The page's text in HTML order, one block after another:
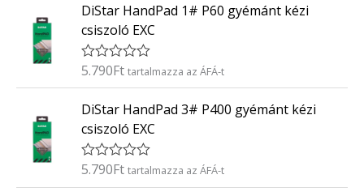
/
5
é
e
l
é
s
:
/
5
DiStar HandPad 1# P60 gyémánt kézi
csiszoló EXC
É
é
e
l
s
:
5.790Ft tartalmazza az ÁFÁ-t
DiStar HandPad 3# P400 gyémánt kézi
csiszoló EXC
É
5.790Ft tartalmazza az ÁFÁ-t